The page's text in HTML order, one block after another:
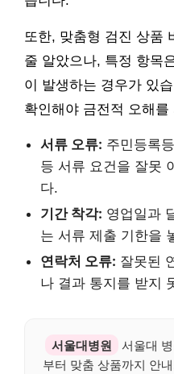
또한, 맞춤형 검진 상품
줄 알았으나, 특정 항목
이 발생하는 경우가 있
확인해야 금전적 오해
서류 오류: 주민등록
등 서류 요건을 잘못
다.
기간 착각: 영업일과
는 서류 제출 기한을
연락처 오류: 잘못된
나 결과 통지를 받지
서울대병원
서울대
부터 맞춤 상품까지 안